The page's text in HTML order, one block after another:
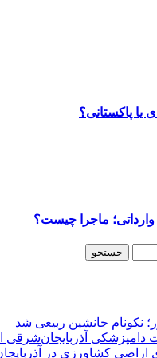
یا پاکستانی؟
ماجرا چیست؟
نکونام جانشین ربیعی شد
دامپزشکی
اراضی کشاورزی در